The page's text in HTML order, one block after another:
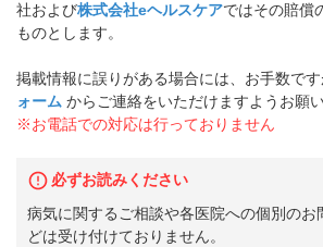
社および株式会社eヘルスケアではその賠償
ものとします。
掲載情報に誤りがある場合には、お手数です
ォーム からご連絡をいただけますようお願
※お電話での対応は行っておりません
必ずお読みください
病気に関するご相談や各医院への個別のお
どは受け付けておりません。